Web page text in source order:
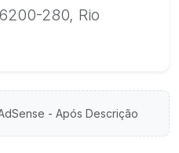
280, Rio
- Após Descrição